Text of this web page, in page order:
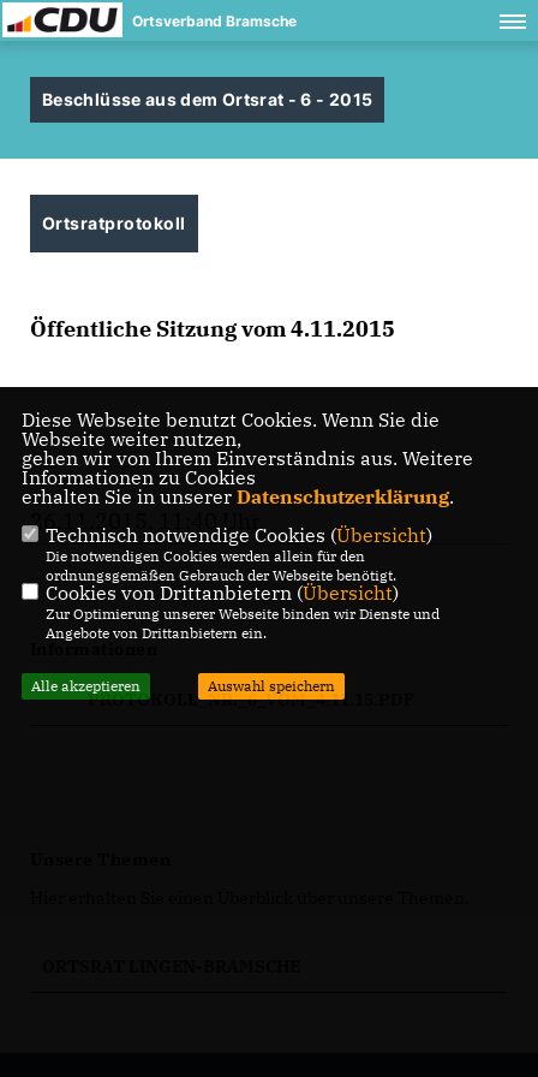
Ortsverband Bramsche
Beschlüsse aus dem Ortsrat - 6 - 2015
Ortsratprotokoll
Öffentliche Sitzung vom 4.11.2015
26.11.2015, 11:40 Uhr
PROTOKOLL_NR._6_VOM_4.11.15.PDF
Diese Webseite benutzt Cookies. Wenn Sie die
Webseite weiter nutzen,
gehen wir von Ihrem Einverständnis aus. Weitere
Informationen zu Cookies
erhalten Sie in unserer Datenschutzerklärung.
Technisch notwendige Cookies (Übersicht)
Die notwendigen Cookies werden allein für den
ordnungsgemäßen Gebrauch der Webseite benötigt.
Cookies von Drittanbietern (Übersicht)
Zur Optimierung unserer Webseite binden wir Dienste und
Angebote von Drittanbietern ein.
Alle akzeptieren Auswahl speichern